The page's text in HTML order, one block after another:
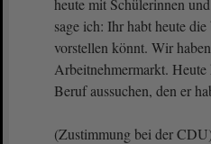
heute mit Schülerinnen
sage ich: Ihr habt heute
vorstellen könnt. Wir
Arbeitnehmermarkt. Heute
Beruf aussuchen, den er
(Zustimmung bei der